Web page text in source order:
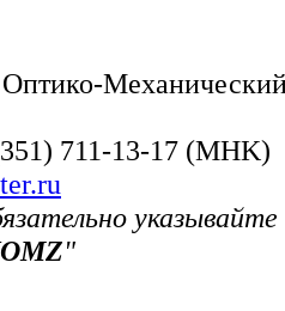
711-13-17 (MHK)
указывайте
"